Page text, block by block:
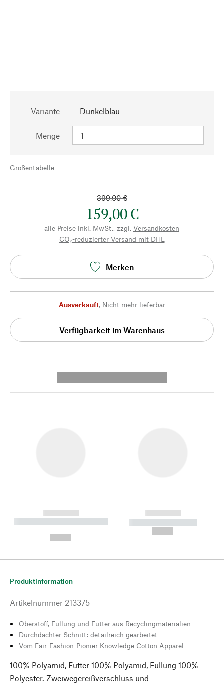
Variante Dunkelblau
Menge
Größentabelle
399,00 €
159,00 €
alle Preise inkl. MwSt., zzgl. Versandkosten
CO₂-reduzierter Versand mit DHL
Merken
Ausverkauft, Nicht mehr lieferbar
Verfügbarkeit im Warenhaus
------------
----------- ----------- --------
------------
----------- -----------
Produktinformation
Artikelnummer 213375
Oberstoff, Füllung und Futter aus Recyclingmaterialien
Durchdachter Schnitt: detailreich gearbeitet
Vom Fair-Fashion-Pionier Knowledge Cotton Apparel
100% Polyamid, Futter 100% Polyamid, Füllung 100%
Polyester. Zweiwegereißverschluss und